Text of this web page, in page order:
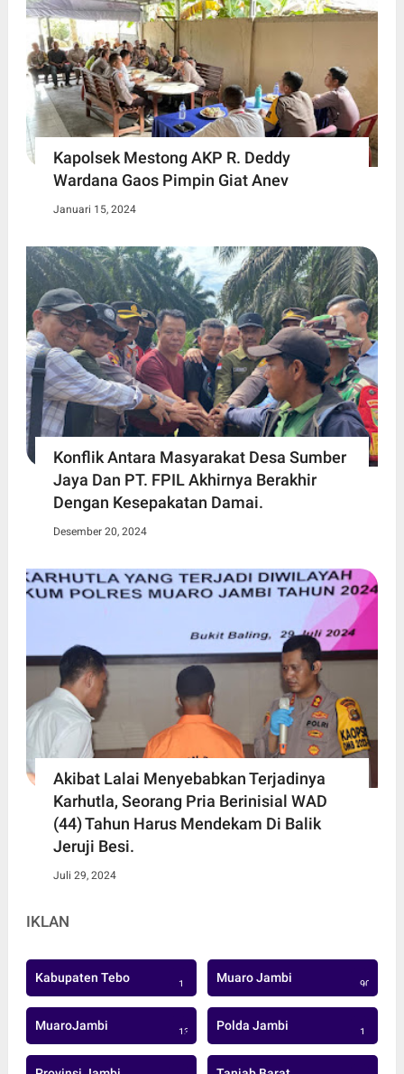
Kapolsek Mestong AKP R. Deddy
Wardana Gaos Pimpin Giat Anev
Januari 15, 2024
Konflik Antara Masyarakat Desa Sumber
Jaya Dan PT. FPIL Akhirnya Berakhir
Dengan Kesepakatan Damai.
Desember 20, 2024
Akibat Lalai Menyebabkan Terjadinya
Karhutla, Seorang Pria Berinisial WAD
(44) Tahun Harus Mendekam Di Balik
Jeruji Besi.
Juli 29, 2024
IKLAN
Kabupaten Tebo 1 Muaro Jambi 906
MuaroJambi 137 Polda Jambi 1